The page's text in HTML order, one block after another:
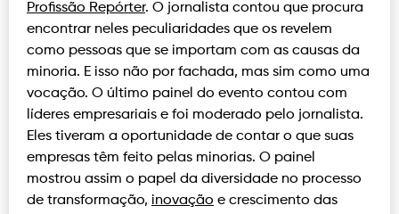
Profissão Repórter. O jornalista contou que procura
encontrar neles peculiaridades que os revelem
como pessoas que se importam com as causas da
minoria. E isso não por fachada, mas sim como uma
vocação. O último painel do evento contou com
líderes empresariais e foi moderado pelo jornalista.
Eles tiveram a oportunidade de contar o que suas
empresas têm feito pelas minorias. O painel
mostrou assim o papel da diversidade no processo
de transformação, inovação e crescimento das